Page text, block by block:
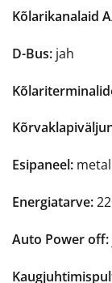
Kõlarikanalaid
D-Bus: jah
Esipaneel:
Energiatarve:
Auto Power off: